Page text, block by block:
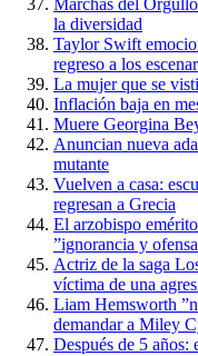
Marchas del
la diversidad
Taylor Swift
regreso a los
La mujer que se
Inflación baja en
Muere Georgina
Anuncian nueva
mutante
Vuelven a casa:
regresan a Grecia
El arzobispo
”ignorancia y
Actriz de la saga
víctima de una
Liam Hemsworth
demandar a Miley
Después de 5 años: